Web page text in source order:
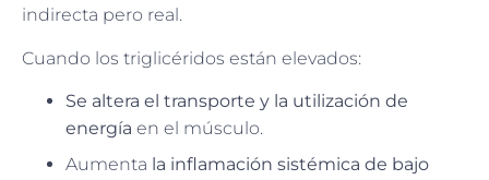
indirecta pero real.
Cuando los triglicéridos están elevados:
Se altera el transporte y la utilización de
energía en el músculo.
Aumenta la inflamación sistémica de bajo